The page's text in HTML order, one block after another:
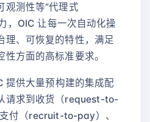
观测性等“代理式
，OIC 让每一次自动化操
理、可恢复的特性，满足
方面的高标准要求。
提供大量预构建的集成配
请求到收货（request-to-
付（recruit-to-pay）、